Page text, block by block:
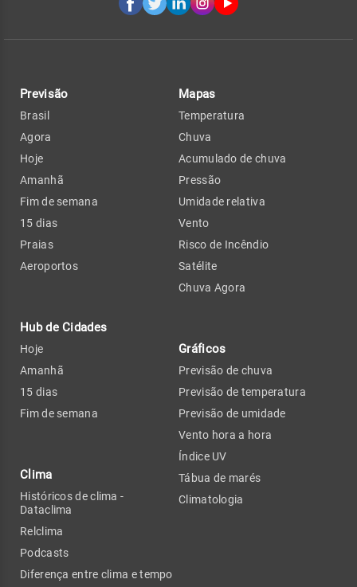
Previsão
Brasil
Agora
Hoje
Amanhã
Fim de semana
15 dias
Praias
Aeroportos
Hub de Cidades
Hoje
Amanhã
15 dias
Fim de semana
Clima
Históricos de clima -
Dataclima
Relclima
Podcasts
Diferença entre clima e tempo
Mapas
Temperatura
Chuva
Acumulado de chuva
Pressão
Umidade relativa
Vento
Risco de Incêndio
Satélite
Chuva Agora
Gráficos
Previsão de chuva
Previsão de temperatura
Previsão de umidade
Vento hora a hora
Índice UV
Tábua de marés
Climatologia